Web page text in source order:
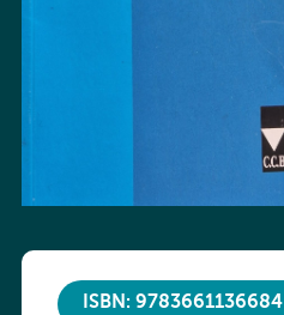
ISBN: 9783661136684